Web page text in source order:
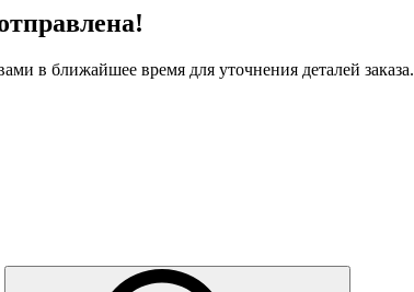
в ближайшее время для уточнения деталей заказа.